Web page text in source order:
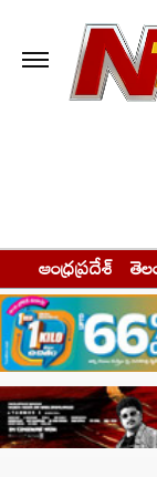
ఆంధ్రప్రదేశ్